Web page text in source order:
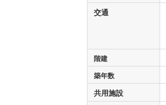
交通
階建
築年数
共用施設